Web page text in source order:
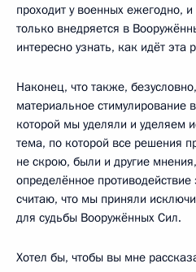
проходит у военных ежегодно,
только внедряется в
интересно узнать, как идёт эта
Наконец, что также,
материальное стимулирование
которой мы уделяли и уделяем
тема, по которой все решения
не скрою, были и другие
определённое
считаю, что мы приняли
для судьбы Вооружённых Сил.
Хотел бы, чтобы вы мне